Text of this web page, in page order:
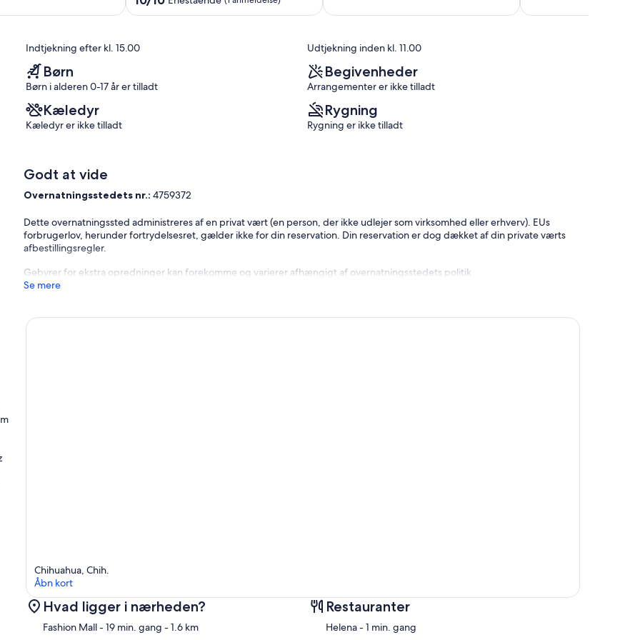
Histórico
ud
Enestående,
(1386
Indtjekning efter kl. 15.00 Udtjekning inden kl. 11.00
Børn
Børn i alderen 0-17 år er tilladt
Begivenheder
Arrangementer er ikke tilladt
Kæledyr
Kæledyr er ikke tilladt
Rygning
Rygning er ikke tilladt
Godt at vide
Overnatningsstedets nr.:4759372
Dette overnatningssted administreres af en privat vært (en person, der ikke udlejer som virksomhed eller erhverv). EUs
forbrugerlov, herunder fortrydelsesret, gælder ikke for din reservation. Din reservation er dog dækket af din private værts
afbestillingsregler.
Gebyrer for ekstra opredninger kan forekomme og varierer afhængigt af overnatningsstedets politik
Se mere
Chihuahua, Chih.
Åbn kort
Hvad ligger i nærheden?
Fashion Mall- 19 min. gang - 1.6 km
Restauranter
‪Helena - ‬1 min. gang